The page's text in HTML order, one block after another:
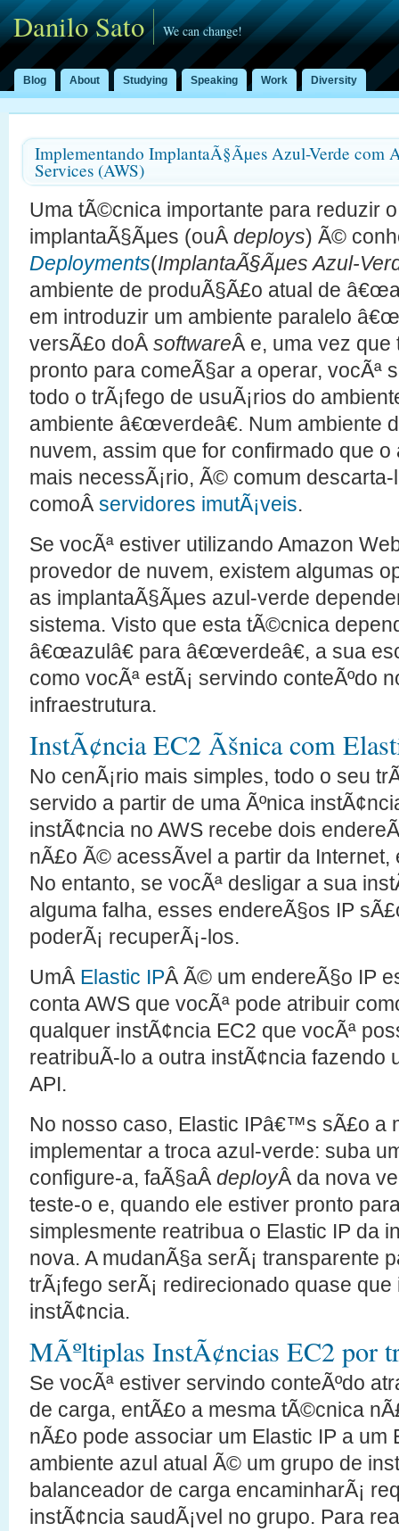
Danilo Sato We can change!
Blog About Studying Speaking Work Diversity
Implementando ImplantaÃ§Ãµes Azul-Verde com
Services (AWS)
Uma tÃ©cnica importante para reduzir
implantaÃ§Ãµes (ouÂ deploys) Ã©
Deployments(ImplantaÃ§Ãµes Azul-
ambiente de produÃ§Ã£o atual de
em introduzir um ambiente paralelo
versÃ£o doÂ softwareÂ e, uma vez que
pronto para comeÃ§ar a operar, vocÃª
todo o trÃ¡fego de usuÃ¡rios do
ambiente â€œverdeâ€. Num ambiente
nuvem, assim que for confirmado que
mais necessÃ¡rio, Ã© comum
comoÂ servidores imutÃ¡veis.
Se vocÃª estiver utilizando Amazon
provedor de nuvem, existem algumas
as implantaÃ§Ãµes azul-verde
sistema. Visto que esta tÃ©cnica
â€œazulâ€ para â€œverdeâ€, a sua
como vocÃª estÃ¡ servindo conteÃºdo
infraestrutura.
InstÃ¢ncia EC2 Ãšnica com
No cenÃ¡rio mais simples, todo o seu
servido a partir de uma Ãºnica
instÃ¢ncia no AWS recebe dois
nÃ£o Ã© acessÃ­vel a partir da Internet,
No entanto, se vocÃª desligar a sua
alguma falha, esses endereÃ§os IP
poderÃ¡ recuperÃ¡-los.
UmÂ Elastic IPÂ Ã© um endereÃ§o IP
conta AWS que vocÃª pode atribuir
qualquer instÃ¢ncia EC2 que vocÃª
reatribuÃ­-lo a outra instÃ¢ncia fazendo
API.
No nosso caso, Elastic IPâ€™s sÃ£o a
implementar a troca azul-verde: suba
configure-a, faÃ§aÂ deployÂ da nova
teste-o e, quando ele estiver pronto
simplesmente reatribua o Elastic IP da
nova. A mudanÃ§a serÃ¡ transparente
trÃ¡fego serÃ¡ redirecionado quase
instÃ¢ncia.
MÃºltiplas InstÃ¢ncias EC2 por
Se vocÃª estiver servindo conteÃºdo
de carga, entÃ£o a mesma tÃ©cnica
nÃ£o pode associar um Elastic IP a um
ambiente azul atual Ã© um grupo de
balanceador de carga encaminharÃ¡
instÃ¢ncia saudÃ¡vel no grupo. Para